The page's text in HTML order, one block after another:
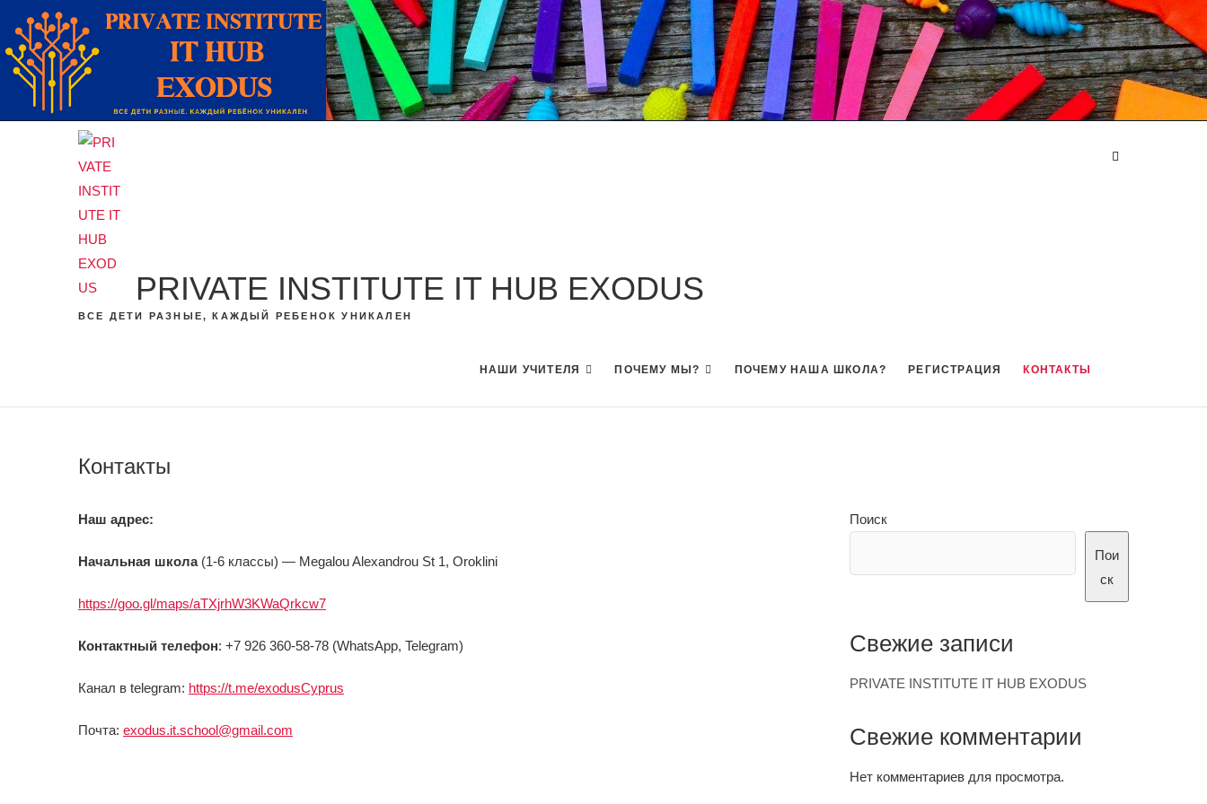
Перейти
содержимому
PRIVATE INSTITUTE IT HUB EXODUS
ВСЕ ДЕТИ РАЗНЫЕ, КАЖДЫЙ РЕБЕНОК УНИКАЛЕН
НАШИ УЧИТЕЛЯ ПОЧЕМУ МЫ? ПОЧЕМУ НАША ШКОЛА? РЕГИСТРАЦИЯ КОНТАКТЫ
Контакты
Наш адрес:
Начальная школа(1-6 классы) — Megalou Alexandrou St 1, Oroklini
https://goo.gl/maps/aTXjrhW3KWaQrkcw7
Контактный телефон: +7 926 360-58-78 (WhatsApp, Telegram)
Канал в telegram: https://t.me/exodusCyprus
Почта: exodus.it.school@gmail.com
Поиск
Пои
ск
Свежие записи
PRIVATE INSTITUTE IT HUB EXODUS
Свежие комментарии
Нет комментариев для просмотра.